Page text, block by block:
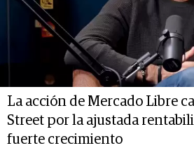
La acción de Mercado Libre
Street por la ajustada
fuerte crecimiento